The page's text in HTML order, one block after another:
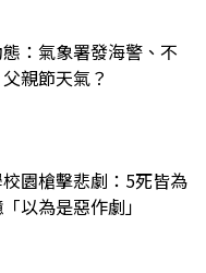
：氣象署發海警、不
親節天氣？
園槍擊悲劇：5死皆為
以為是惡作劇」